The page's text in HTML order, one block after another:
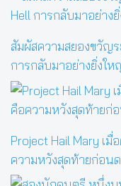
สัมผัสความสยองขวัญ
การกลับมาอย่างยิ่งให
Project Hail Mary เ
ความหวังสุดท้ายก่อน